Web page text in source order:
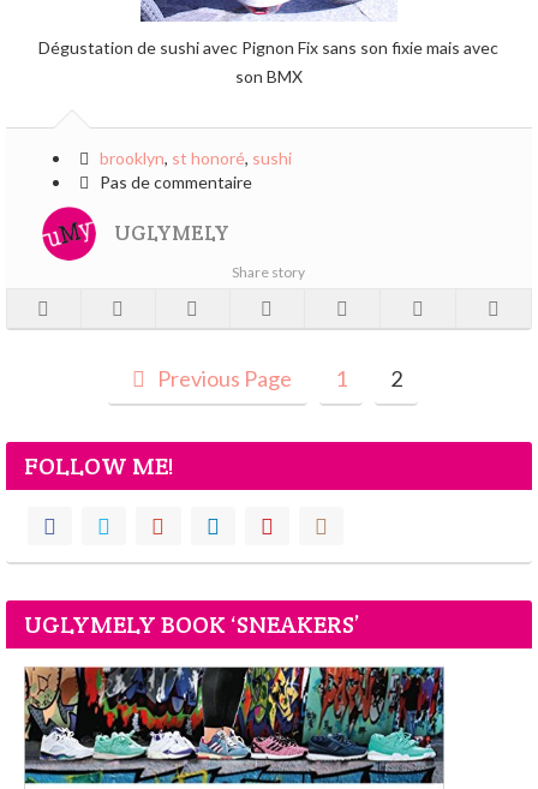
Dégustation de sushi avec Pignon Fix sans son fixie mais avec
son BMX
brooklyn, st honoré, sushi
Pas de commentaire
UGLYMELY
Share story
Previous Page 1 2
FOLLOW ME!
UGLYMELY BOOK ‘SNEAKERS’